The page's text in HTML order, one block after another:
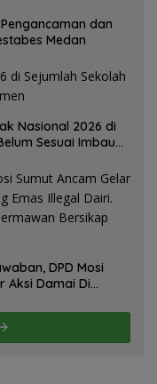
dan
Medan
Nasional 2026 di
Sesuai Imbauan
DPD Mosi
Aksi Damai Di
Tegas .